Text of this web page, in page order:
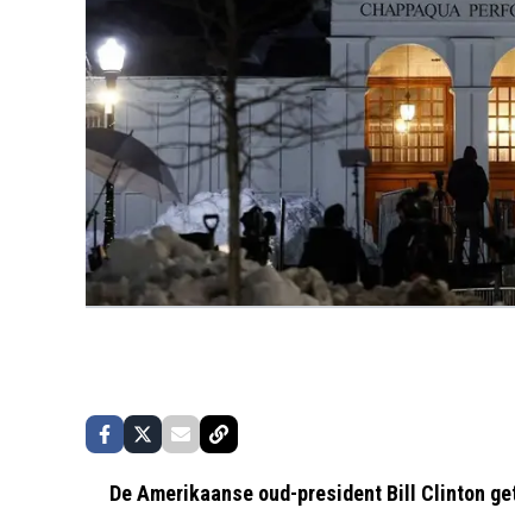
De Amerikaanse oud-president Bill Clinton